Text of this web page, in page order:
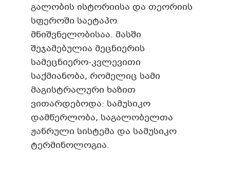
გალობის ისტორიისა და თეორიის
სფეროში საეტაპო
მნიშვნელობისაა. მასში
შეჯამებულია მეცნიერის
სამეცნიერო-კვლევითი
საქმიანობა, რომელიც სამი
მაგისტრალური ხაზით
ვითარდებოდა: სამუსიკო
დამწერლობა, საგალობელთა
ჟანრული სისტემა და სამუსიკო
ტერმინოლოგია.